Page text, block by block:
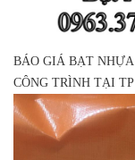
BÁO GIÁ BẠT
CÔNG TRÌNH TẠI